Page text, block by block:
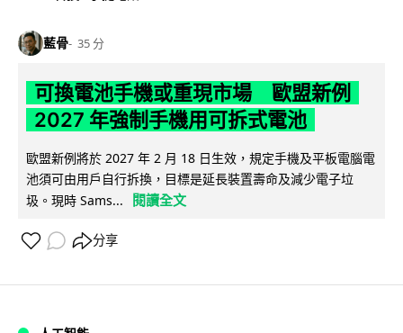
藍骨 35 分
可換電池手機或重現市場 歐盟新例
2027 年強制手機用可拆式電池
歐盟新例將於 2027 年 2 月 18 日生效，規定手機及平板電腦電
池須可由用戶自行拆換，目標是延長裝置壽命及減少電子垃
圾。現時 Sams...
閱讀全文
分享